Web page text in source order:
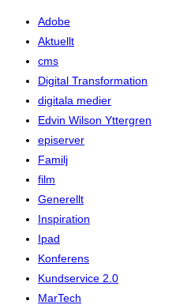
Adobe
Aktuellt
cms
Digital Transformation
digitala medier
Edvin Wilson Yttergren
episerver
Familj
film
Generellt
Inspiration
Ipad
Konferens
Kundservice 2.0
MarTech